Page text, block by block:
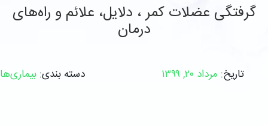
گرفتگی عضلات کمر ، دلایل، علائم و راه‌های
درمان
تاریخ: مرداد ۲۰, ۱۳۹۹ دسته بندی: بیماری‌ها